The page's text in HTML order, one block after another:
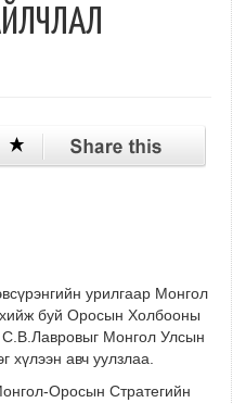
урилгаар Монгол
буй Оросын Холбооны
Монгол Улсын
авч уулзлаа.
Оросын Стратегийн